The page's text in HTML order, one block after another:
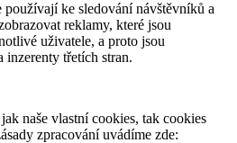
ke sledování návštěvníků a
reklamy, které jsou
uživatele, a proto jsou
inzerenty třetích stran.
naše vlastní cookies, tak cookies
zpracování uvádíme zde: